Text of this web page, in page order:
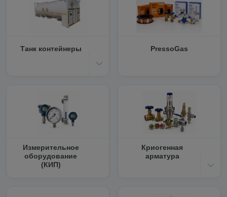
Танк контейнеры PressoGas
Измерительное
оборудование
(КИП)
Криогенная
арматура